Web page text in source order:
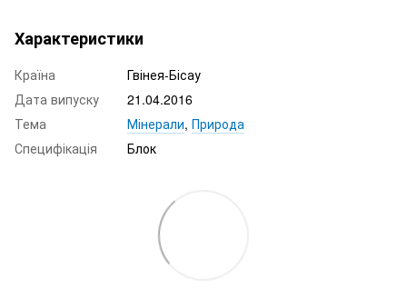
Характеристики
Країна
Гвінея-Бісау
Дата випуску
21.04.2016
Тема
Мінерали, Природа
Специфікація
Блок